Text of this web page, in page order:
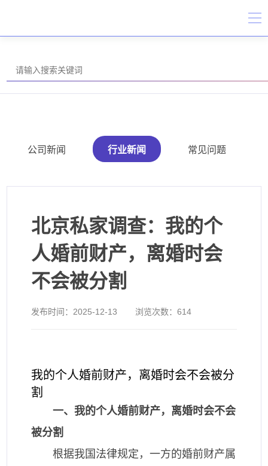
公司新闻 行业新闻 常见问题
北京私家调查：我的个
人婚前财产，离婚时会
不会被分割
发布时间： 2025-12-13 浏览次数：614
我的个人婚前财产，离婚时会不会被分
割
一、我的个人婚前财产，离婚时会不会
被分割
根据我国法律规定，一方的婚前财产属